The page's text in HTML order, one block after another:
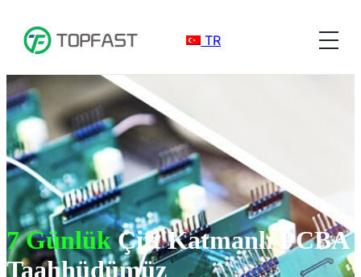
TR
7 GünlükÇift Katmanlı PCBA
Taahhüdümüz